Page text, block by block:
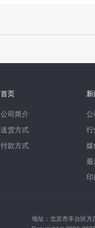
首页
公司简介
送货方式
付款方式
公
行
媒
最
地址：北京市丰台区